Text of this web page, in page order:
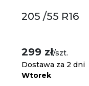
205 /55 R16
299 zł/szt.
Dostawa za 2 dni
Wtorek